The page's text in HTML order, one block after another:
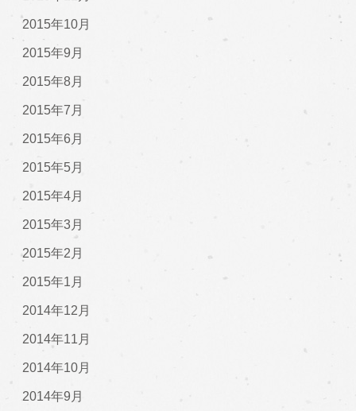
2015年10月
2015年9月
2015年8月
2015年7月
2015年6月
2015年5月
2015年4月
2015年3月
2015年2月
2015年1月
2014年12月
2014年11月
2014年10月
2014年9月